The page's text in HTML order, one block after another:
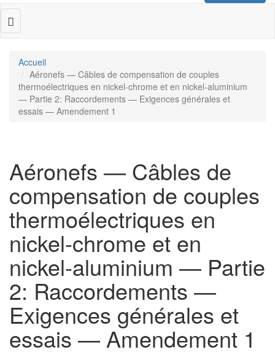
Toggle
navigation
Accueil
Aéronefs — Câbles de compensation de couples
thermoélectriques en nickel-chrome et en nickel-aluminium
— Partie 2: Raccordements — Exigences générales et
essais — Amendement 1
Aéronefs — Câbles de
compensation de couples
thermoélectriques en
nickel-chrome et en
nickel-aluminium — Partie
2: Raccordements —
Exigences générales et
essais — Amendement 1